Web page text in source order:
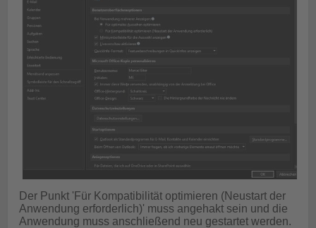
Der Punkt 'Für Kompatibilität optimieren (Neustart der
Anwendung erforderlich)' muss angehakt sein und die
Anwendung muss anschließend neu gestartet werden.